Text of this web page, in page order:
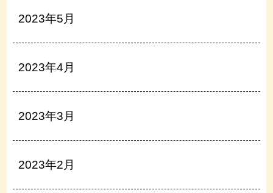
2023年5月
2023年4月
2023年3月
2023年2月